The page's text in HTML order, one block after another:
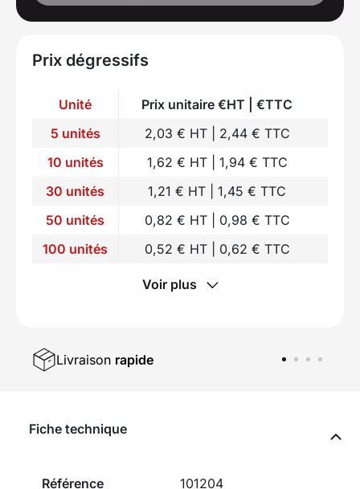
Prix dégressifs
Unité
Prix unitaire €HT | €TTC
5 unités
2,03 € HT | 2,44 € TTC
10 unités
1,62 € HT | 1,94 € TTC
30 unités
1,21 € HT | 1,45 € TTC
50 unités
0,82 € HT | 0,98 € TTC
100 unités
0,52 € HT | 0,62 € TTC
Voir plus
Livraison rapide
Fiche technique
Référence 101204